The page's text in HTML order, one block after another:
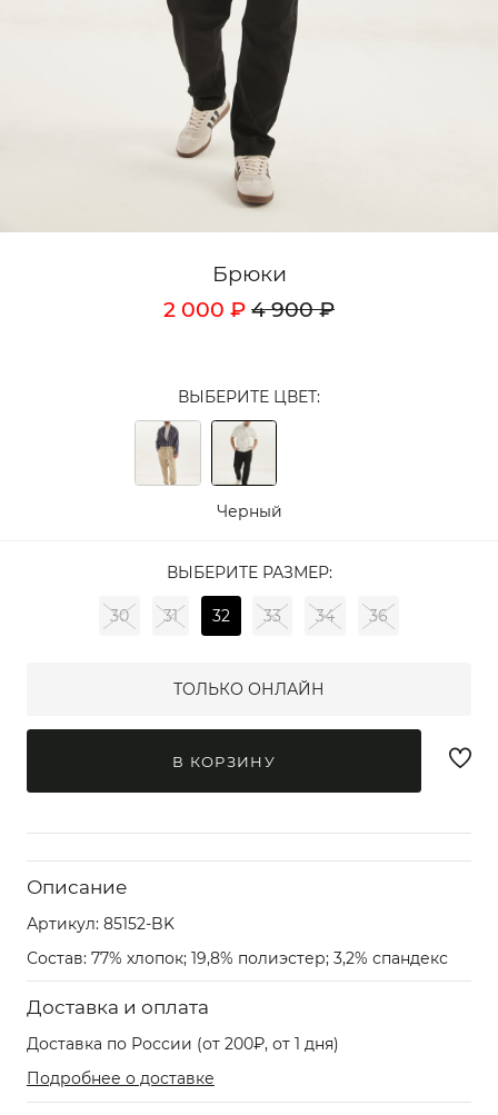
Брюки
2 000 ₽ 4 900 ₽
ВЫБЕРИТЕ ЦВЕТ:
Черный
ВЫБЕРИТЕ РАЗМЕР:
30 31 32 33 34 36
ТОЛЬКО ОНЛАЙН
В КОРЗИНУ
Описание
Артикул: 85152-BK
Состав: 77% хлопок; 19,8% полиэстер; 3,2% спандекс
Доставка и оплата
Доставка по России (от 200₽, от 1 дня)
Подробнее о доставке
Аксессуары